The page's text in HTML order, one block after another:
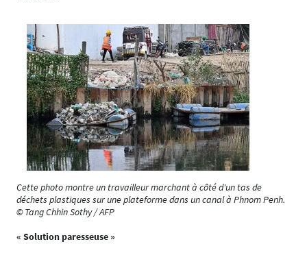
Cette photo montre un travailleur marchant à côté d'un tas de
déchets plastiques sur une plateforme dans un canal à Phnom Penh.
© Tang Chhin Sothy / AFP
« Solution paresseuse »